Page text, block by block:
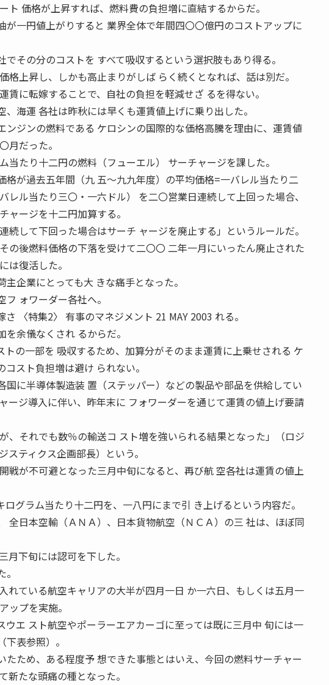
ト 価格が上昇すれば、燃料費の負担増に直結するからだ。
が一円値上がりすると 業界全体で年間四〇〇億円のコストアップに
その分のコストを すべて吸収するという選択肢もあり得る。
格上昇し、しかも高止まりがしば らく続くとなれば、話は別だ。
賃に転嫁することで、自社の負担を軽減せざ るを得ない。
海運 各社は昨秋には早くも運賃値上げに乗り出した。
ンジンの燃料である ケロシンの国際的な価格高騰を理由に、運賃値
月だった。
当たり十二円の燃料（フューエル） サーチャージを課した。
格が過去五年間（九 五〜九九年度）の平均価格=一バレル当たり二
レル当たり三〇・一六ドル） を二〇営業日連続して上回った場合、
ャージを十二円加算する。
続して下回った場合はサーチ ャージを廃止する」というルールだ。
の後燃料価格の下落を受けて二〇〇 二年一月にいったん廃止された
は復活した。
企業にとっても大 きな痛手となった。
ォワーダー各社へ。
〈特集2〉 有事のマネジメント 21 MAY 2003 れる。
余儀なくされ るからだ。
トの一部を 吸収するため、加算分がそのまま運賃に上乗せされる ケ
スト負担増は避け られない。
国に半導体製造装 置（ステッパー）などの製品や部品を供給してい
ージ導入に伴い、昨年末に フォワーダーを通じて運賃の値上げ要請
、それでも数％の輸送コ スト増を強いられる結果となった」（ロジ
ティクス企画部長）という。
戦が不可避となった三月中旬になると、再び航 空各社は運賃の値上
グラム当たり十二円を、一八円にまで引 き上げるという内容だ。
全日本空輸（ＡＮＡ）、日本貨物航空（ＮＣＡ）の三 社は、ほぼ同
月下旬には認可を下した。
れている航空キャリアの大半が四月一日 か一六日、もしくは五月一
ップを実施。
ウエ スト航空やポーラーエアカーゴに至っては既に三月中 旬には一
表参照）。
たため、ある程度予 想できた事態とはいえ、今回の燃料サーチャー
新たな頭痛の種となった。